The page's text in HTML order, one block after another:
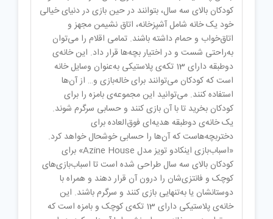
کودکان بالای سه سال، بتوانند در حین بازی در دنیای خیالی
خود یک‌ خانه شامل آشپزخانه، اتاق نشیمن مجهز و
اتاق‌خواب و حمام داشته باشند. تمامی اقلام را می‌توان
به‌راحتی شست و در اختیار بچه‌ها قرار داد. این خانه‌ی
دوطبقه دارای 13 تکه‌ی پلاستیکی به‌عنوان وسایل خانه
است که کودکان می‌توانند برای خاله‌بازی و… از آن‌ها
استفاده کنند. می‌توانید این مجموعه‌ی بامزه را برای
کودکان بخرید تا با آن بازی کنند و حسابی سرگرم شوند.
یک خانه‌ی دوطبقه هدیه‌ای فوق‌العاده برای
دختربچه‌هاست که آن‌ها را حسابی خوشحال خواهد کرد.
«اسباب‌بازی اینکادو تویز مدل Azine House» برای
کودکان بالای سه سال طراحی ‌شده است تا اسباب‌بازی‌های
کوچک و فانتزی‌شان را درون آن قرار دهند و همراه با
دوستانشان یا به‌تنهایی بازی کنند و سرگرم باشند. این
خانه‌ی پلاستیکی دارای 13 تکه‌ی کوچک و بامزه است که